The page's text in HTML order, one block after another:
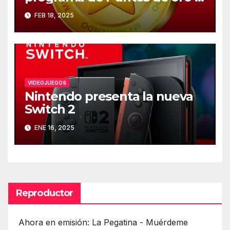
25 de marzo
FEB 18, 2025
VIDEOJUEGOS
Nintendo presenta la nueva
Switch 2
ENE 16, 2025
Reproductor
Ahora en emisión: La Pegatina - Muérdeme